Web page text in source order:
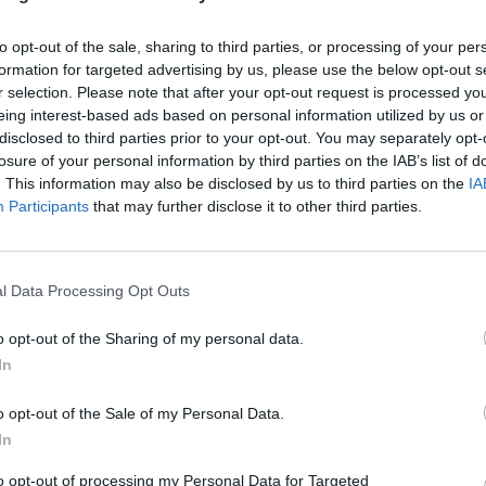
opt-out of the sale, sharing to third parties, or processing of your
for targeted advertising by us, please use the below opt-out
selection. Please note that after your opt-out request is processed
interest-based ads based on personal information utilized by us
to third parties prior to your opt-out. You may separately
of your personal information by third parties on the IAB’s list of
This information may also be disclosed by us to third parties on the
Participants that may further disclose it to other third parties.
Data Processing Opt Outs
opt-out of the Sharing of my personal data.
opt-out of the Sale of my Personal Data.
opt-out of processing my Personal Data for Targeted
του Θεμιστοκλή Κ.Κορωνιού σχετικά
επιβατικών αυτοκινήτων και ελαφρών
κ.Ευστράτιος Βέργαδος
για την εξυπηρέτηση των
οδού Θερμοπυλών 139 ΟΤ.16¨ είναι θέμα
Βέργαδος.
στην εφημερίδα «Ο Περιηγητής
και ψήφιση πίστωσης. Εισηγητής είναι ο
με σύμβαση ορισμένου χρόνου για
στο Ν.Π. με την επωνυμία «Νομικό
& Παιδείας Δήμου Σπάρτης».
κ.Κων/να Λυμπιωτάκου.